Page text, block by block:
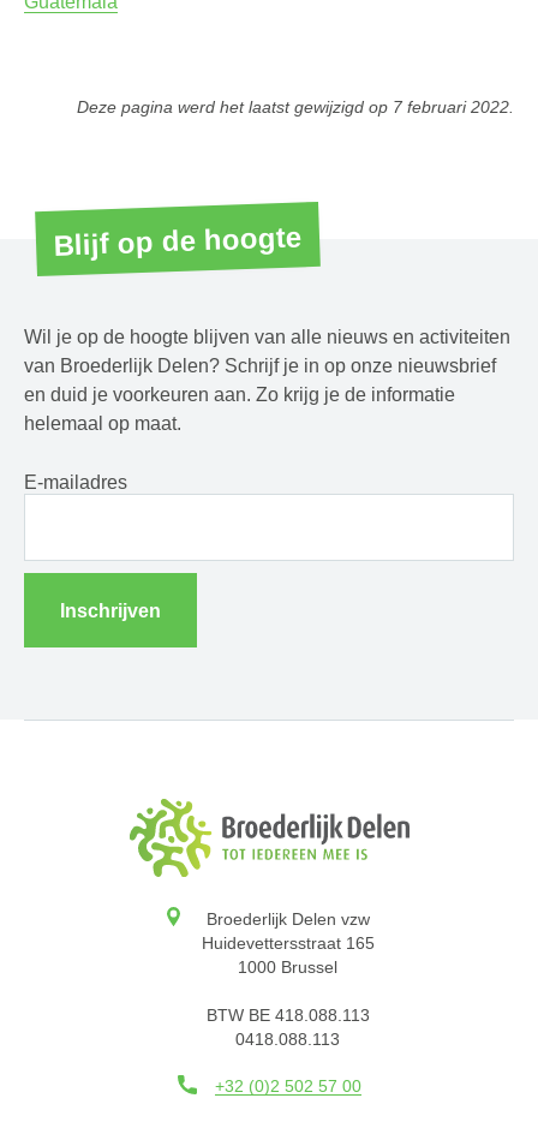
Deze pagina werd het laatst gewijzigd op 7 februari 2022
Blijf op de hoogte
Wil je op de hoogte blijven van alle nieuws en activiteiten
van Broederlijk Delen? Schrijf je in op onze nieuwsbrief
en duid je voorkeuren aan. Zo krijg je de informatie
helemaal op maat.
E-mailadres
Inschrijven
Broederlijk Delen vzw
Huidevettersstraat 165
1000 Brussel
BTW BE 418.088.113
0418.088.113
+32 (0)2 502 57 00